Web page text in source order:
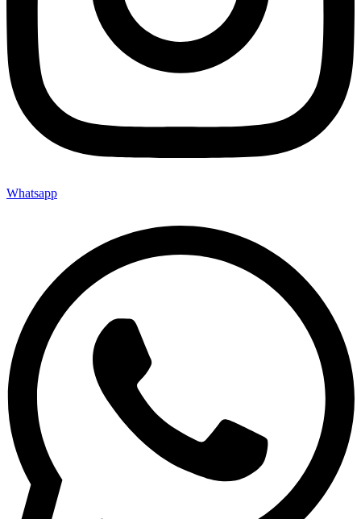
Whatsapp